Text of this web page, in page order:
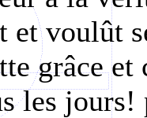
et voulût
grâce
les